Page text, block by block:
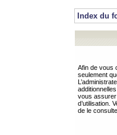
Index du
Afin de vous
seulement
vous
d’utilisation.
de le